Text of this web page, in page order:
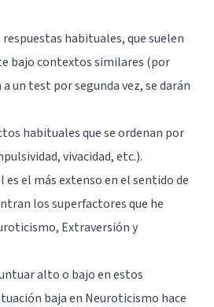
respuestas habituales, que suelen
bajo contextos similares (por
un test por segunda vez, se darán
habituales que se ordenan por
vivacidad, etc.).
es el más extenso en el sentido de
los superfactores que he
Extraversión y
alto o bajo en estos
baja en Neuroticismo hace